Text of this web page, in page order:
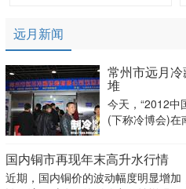
远月新闻
常州市远月
堆
今天，“2012中
(下称冷博会)
(下称冷博会)在
市远月冷藏设备
国内铜市再现年末高升水行情
近期，国内铜价的波动幅度明显增